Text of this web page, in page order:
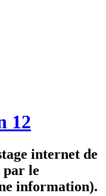
12
internet de
par le
information).